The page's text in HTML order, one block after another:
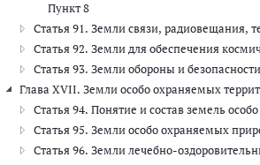
Пункт 8
Статья 91. Земли связи, радиовещания,
Статья 92. Земли для обеспечения
Статья 93. Земли обороны и безопасности
Глава XVII. Земли особо охраняемых
Статья 94. Понятие и состав земель
Статья 95. Земли особо охраняемых
Статья 96. Земли лечебно-